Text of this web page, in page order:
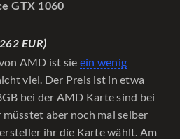
GTX 1060
EUR)
AMD ist sie ein wenig
viel. Der Preis ist in etwa
bei der AMD Karte sind bei
aber noch mal selber
ihr die Karte wählt. Am